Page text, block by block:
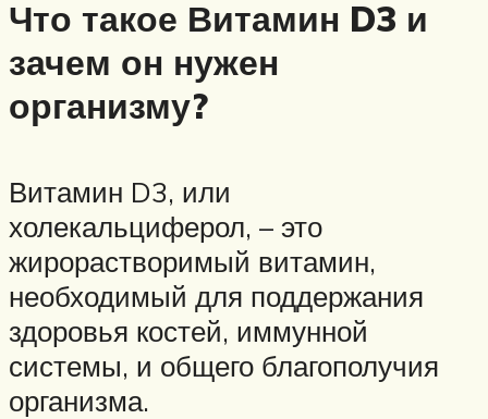
Что такое Витамин D3 и
зачем он нужен
организму?
Витамин D3, или
холекальциферол, – это
жирорастворимый витамин,
необходимый для поддержания
здоровья костей, иммунной
системы, и общего благополучия
организма.